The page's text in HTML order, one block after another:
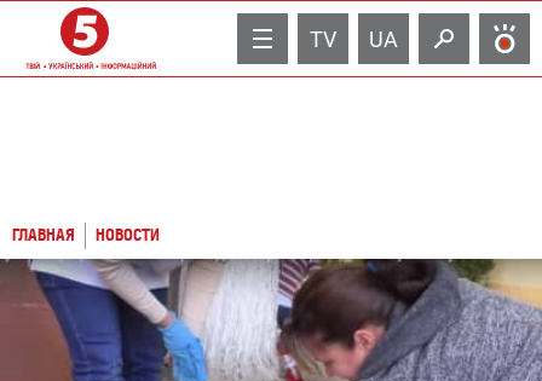
TV UA
ГЛАВНАЯ НОВОСТИ